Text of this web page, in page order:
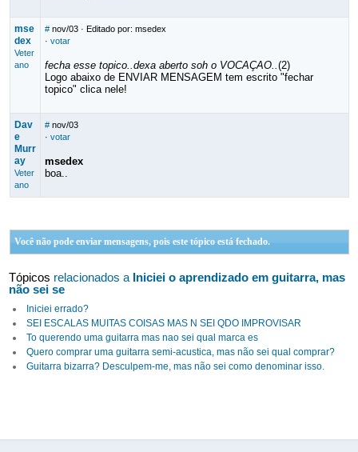
mse
dex
Veter
ano
# nov/03· Editado por: msedex
· votar
fecha esse topico..dexa aberto soh o VOCAÇAO..(2)
Logo abaixo de ENVIAR MENSAGEM tem escrito "fechar
topico" clica nele!
Dav
e
Murr
ay
Veter
ano
# nov/03
· votar
msedex
boa..
Você não pode enviar mensagens, pois este tópico está fechado.
Tópicos relacionados a Iniciei o aprendizado em guitarra, mas
não sei se
Iniciei errado?
SEI ESCALAS MUITAS COISAS MAS N SEI QDO IMPROVISAR
To querendo uma guitarra mas nao sei qual marca es
Quero comprar uma guitarra semi-acustica, mas não sei qual comprar?
Guitarra bizarra? Desculpem-me, mas não sei como denominar isso.